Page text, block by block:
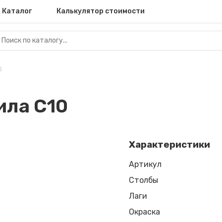
Каталог Калькулятор стоимости
С10
Характеристики
Артикул
Столбы
Лаги
Окраска